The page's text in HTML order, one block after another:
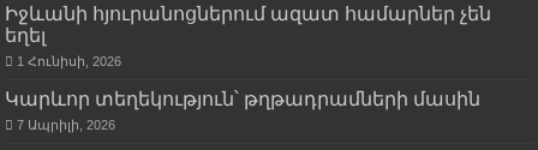
Իջևանի հյուրանոցներում ազատ համարներ չեն
եղել
1 Հունիսի, 2026
Կարևոր տեղեկություն՝ թղթադրամների մասին
7 Ապրիլի, 2026